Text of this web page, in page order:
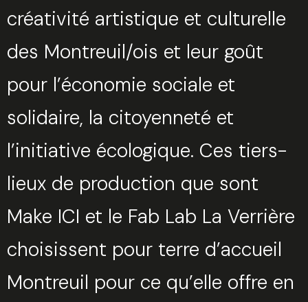
créativité artistique et culturelle
des Montreuil/ois et leur goût
pour l’économie sociale et
solidaire, la citoyenneté et
l’initiative écologique. Ces tiers-
lieux de production que sont
Make ICI et le Fab Lab La Verrière
choisissent pour terre d’accueil
Montreuil pour ce qu’elle offre en